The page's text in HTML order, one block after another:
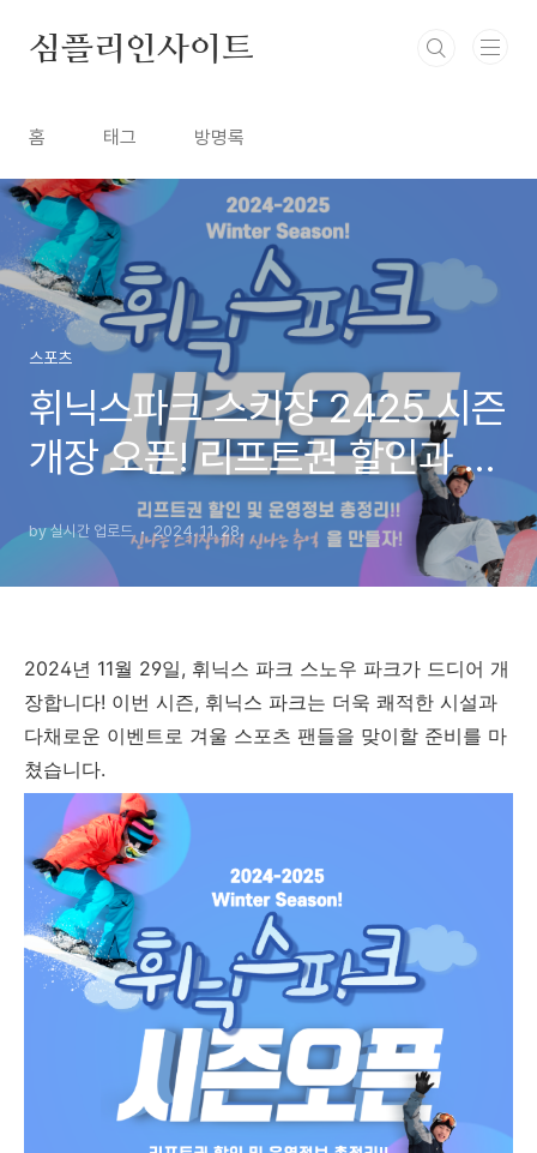
심플리인사이트
홈 태그 방명록
스포츠
휘닉스파크 스키장 2425 시즌
개장 오픈! 리프트권 할인과 운
영 시간 정보 총정리
by 실시간 업로드 2024. 11. 28.
2024년 11월 29일, 휘닉스 파크 스노우 파크가 드디어 개
장합니다! 이번 시즌, 휘닉스 파크는 더욱 쾌적한 시설과
다채로운 이벤트로 겨울 스포츠 팬들을 맞이할 준비를 마
쳤습니다.